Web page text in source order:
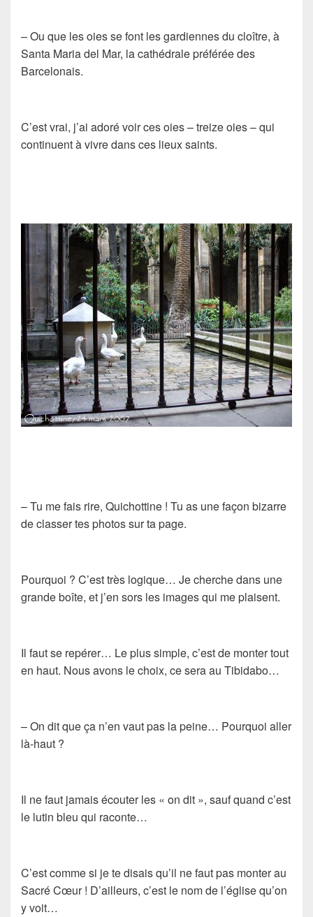
– Ou que les oies se font les gardiennes du cloître, à
Santa Maria del Mar, la cathédrale préférée des
Barcelonais.
C’est vrai, j’ai adoré voir ces oies – treize oies – qui
continuent à vivre dans ces lieux saints.
– Tu me fais rire, Quichottine ! Tu as une façon bizarre
de classer tes photos sur ta page.
Pourquoi ? C’est très logique… Je cherche dans une
grande boîte, et j’en sors les images qui me plaisent.
Il faut se repérer… Le plus simple, c’est de monter tout
en haut. Nous avons le choix, ce sera au Tibidabo…
– On dit que ça n’en vaut pas la peine… Pourquoi aller
là-haut ?
Il ne faut jamais écouter les « on dit », sauf quand c’est
le lutin bleu qui raconte…
C’est comme si je te disais qu’il ne faut pas monter au
Sacré Cœur ! D’ailleurs, c’est le nom de l’église qu’on
y voit…